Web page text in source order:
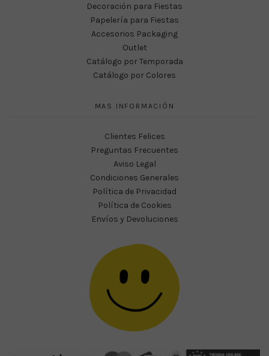
Decoración para Fiestas
Papelería para Fiestas
Accesorios Packaging
Outlet
Catálogo por Temporada
Catálogo por Colores
MAS INFORMACIÓN
Clientes Felices
Preguntas Frecuentes
Aviso Legal
Condiciones Generales
Política de Privacidad
Política de Cookies
Envíos y Devoluciones